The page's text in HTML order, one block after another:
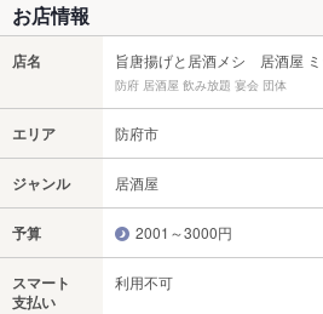
お店情報
店名 旨唐揚げと居酒メシ 居酒屋
防府 居酒屋 飲み放題 宴会 団体
エリア 防府市
ジャンル 居酒屋
予算 2001～3000円
スマート
支払い
利用不可